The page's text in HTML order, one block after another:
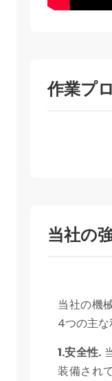
作業プ
当社の
当社の機
4つの主な
1.安全性.
装備され